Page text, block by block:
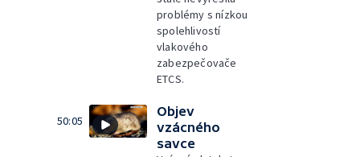
problémy s nízkou
spolehlivostí
vlakového
zabezpečovače
ETCS.
50:05
Objev
vzácného
savce